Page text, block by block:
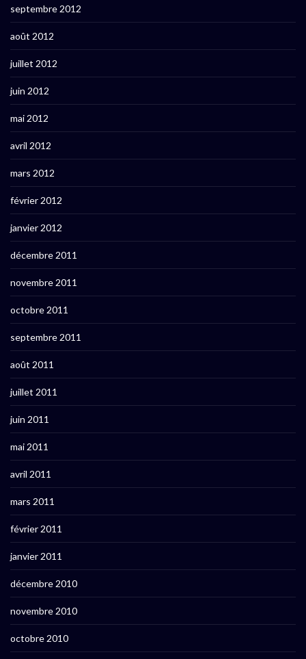
septembre 2012
août 2012
juillet 2012
juin 2012
mai 2012
avril 2012
mars 2012
février 2012
janvier 2012
décembre 2011
novembre 2011
octobre 2011
septembre 2011
août 2011
juillet 2011
juin 2011
mai 2011
avril 2011
mars 2011
février 2011
janvier 2011
décembre 2010
novembre 2010
octobre 2010